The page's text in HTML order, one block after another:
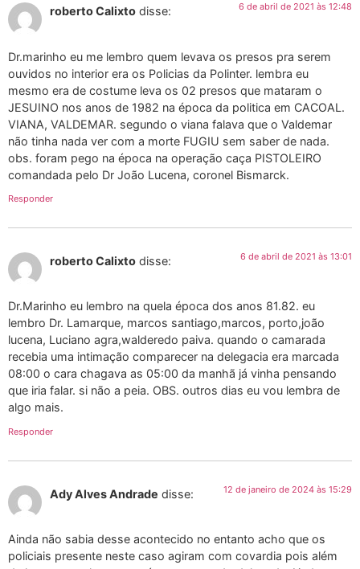
roberto Calixto disse: 6 de abril de 2021 às 12:48
Dr.marinho eu me lembro quem levava os presos pra serem
ouvidos no interior era os Policias da Polinter. lembra eu
mesmo era de costume leva os 02 presos que mataram o
JESUINO nos anos de 1982 na época da politica em CACOAL.
VIANA, VALDEMAR. segundo o viana falava que o Valdemar
não tinha nada ver com a morte FUGIU sem saber de nada.
obs. foram pego na época na operação caça PISTOLEIRO
comandada pelo Dr João Lucena, coronel Bismarck.
Responder
roberto Calixto disse: 6 de abril de 2021 às 13:01
Dr.Marinho eu lembro na quela época dos anos 81.82. eu
lembro Dr. Lamarque, marcos santiago,marcos, porto,joão
lucena, Luciano agra,walderedo paiva. quando o camarada
recebia uma intimação comparecer na delegacia era marcada
08:00 o cara chagava as 05:00 da manhã já vinha pensando
que iria falar. si não a peia. OBS. outros dias eu vou lembra de
algo mais.
Responder
Ady Alves Andrade disse: 12 de janeiro de 2024 às 15:29
Ainda não sabia desse acontecido no entanto acho que os
policiais presente neste caso agiram com covardia pois além